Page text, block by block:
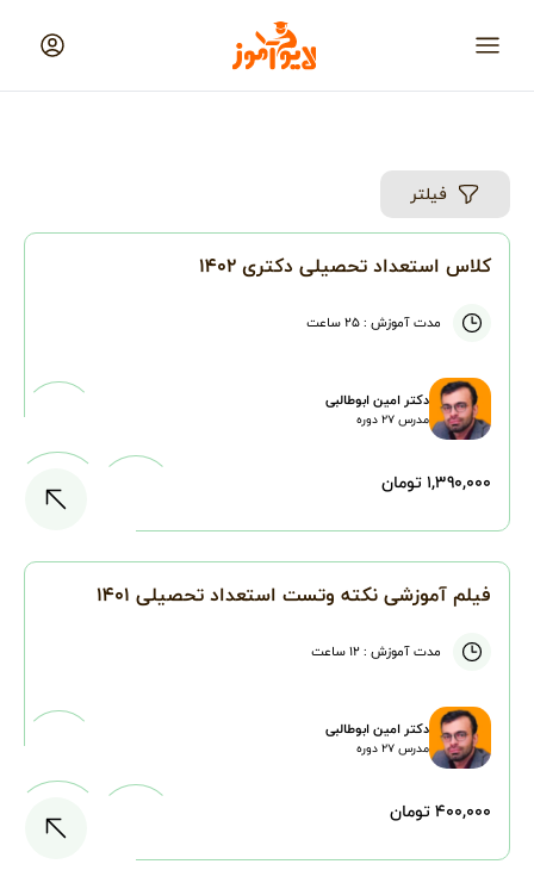
منو
لایوآموز
فیلتر
کلاس استعداد تحصیلی دکتری ۱۴۰۲
مدت آموزش :۲۵ ساعت
دکتر امین ابوطالبی
مدرس۲۷دوره
۱,۳۹۰,۰۰۰ تومان
فیلم آموزشی نکته وتست استعداد تحصیلی ۱۴۰۱
مدت آموزش :۱۲ ساعت
دکتر امین ابوطالبی
مدرس۲۷دوره
۴۰۰,۰۰۰ تومان